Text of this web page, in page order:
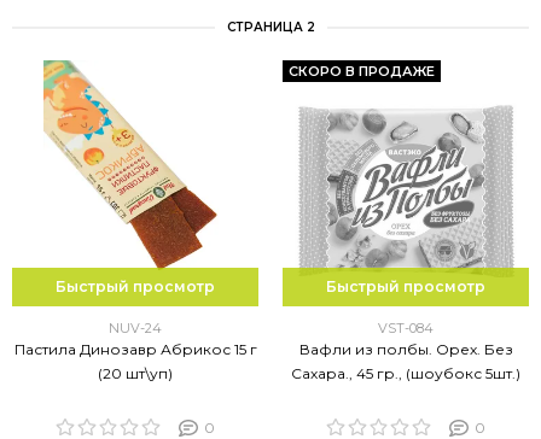
СТРАНИЦА 2
Быстрый просмотр
NUV-24
Пастила Динозавр Абрикос 15 г
(20 шт\уп)
0
СКОРО В ПРОДАЖЕ
Быстрый просмотр
VST-084
Вафли из полбы. Орех. Без
Сахара., 45 гр., (шоубокс 5шт.)
0